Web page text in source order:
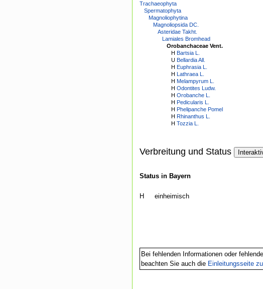
Trachaeophyta
Spermatophyta
Magnoliophytina
Magnoliopsida DC.
Asteridae Takht.
Lamiales Bromhead
Orobanchaceae Vent.
H Bartsia L.
U Bellardia All.
H Euphrasia L.
H Lathraea L.
H Melampyrum L.
H Odontites Ludw.
H Orobanche L.
H Pedicularis L.
H Phelipanche Pomel
H Rhinanthus L.
H Tozzia L.
Verbreitung und Status
Status in Bayern
H einheimisch
Bei fehlenden Informationen oder
beachten Sie auch die Einleitungsseite